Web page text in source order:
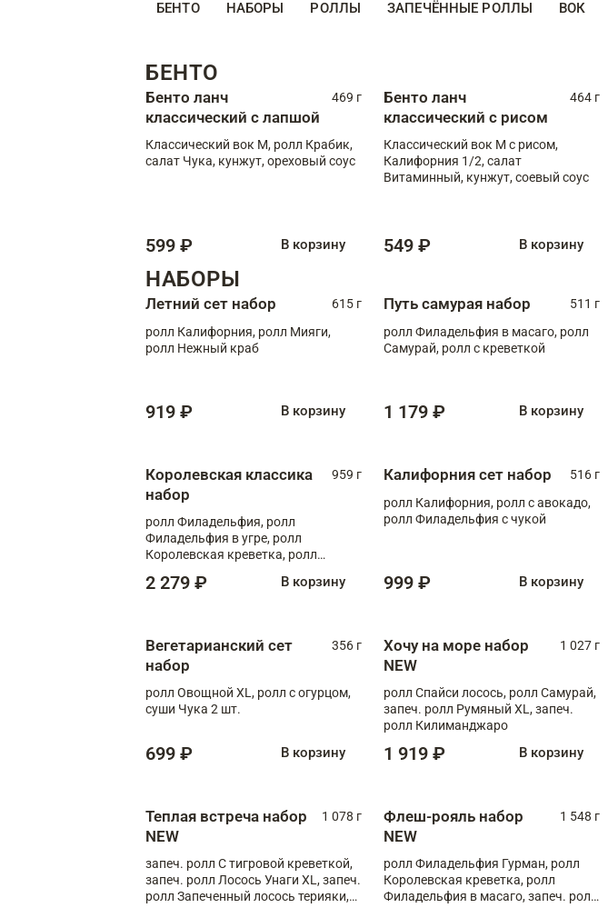
БЕНТО НАБОРЫ РОЛЛЫ ЗАПЕЧЁННЫЕ РОЛЛЫ ВОК
БЕНТО
Бенто ланч
классический с лапшой
469 г
Классический вок М, ролл Крабик,
салат Чука, кунжут, ореховый соус
599 ₽ В корзину
Бенто ланч
классический с рисом
464 г
Классический вок М с рисом,
Калифорния 1/2, салат
Витаминный, кунжут, соевый соус
549 ₽ В корзину
НАБОРЫ
Летний сет набор
615 г
ролл Калифорния, ролл Мияги,
ролл Нежный краб
919 ₽ В корзину
Путь самурая набор
511 г
ролл Филадельфия в масаго, ролл
Самурай, ролл с креветкой
1 179 ₽ В корзину
Королевская классика
набор
959 г
ролл Филадельфия, ролл
Филадельфия в угре, ролл
Королевская креветка, ролл
2 279 ₽ В корзину
Калифорния сет набор
516 г
ролл Калифорния, ролл с авокадо,
ролл Филадельфия с чукой
999 ₽ В корзину
Вегетарианский сет
набор
356 г
ролл Овощной XL, ролл с огурцом,
суши Чука 2 шт.
699 ₽ В корзину
Хочу на море набор
NEW
1 027 г
ролл Спайси лосось, ролл Самурай,
запеч. ролл Румяный XL, запеч.
ролл Килиманджаро
1 919 ₽ В корзину
Теплая встреча набор
NEW
1 078 г
запеч. ролл С тигровой креветкой,
запеч. ролл Лосось Унаги XL, запеч.
ролл Запеченный лосось терияки,
Флеш-рояль набор
NEW
1 548 г
ролл Филадельфия Гурман, ролл
Королевская креветка, ролл
Филадельфия в масаго, запеч. ролл